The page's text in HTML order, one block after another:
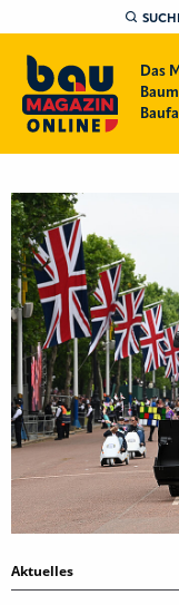
Das
Aktuelles